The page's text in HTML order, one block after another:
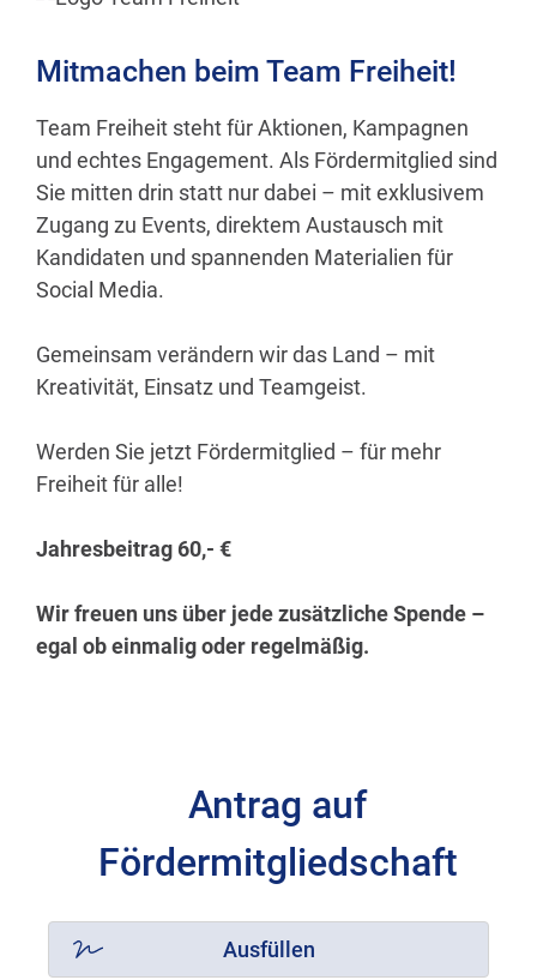
Mitmachen beim Team Freiheit!
Team Freiheit steht für Aktionen, Kampagnen
und echtes Engagement. Als Fördermitglied sind
Sie mitten drin statt nur dabei – mit exklusivem
Zugang zu Events, direktem Austausch mit
Kandidaten und spannenden Materialien für
Social Media.
Gemeinsam verändern wir das Land – mit
Kreativität, Einsatz und Teamgeist.
Werden Sie jetzt Fördermitglied – für mehr
Freiheit für alle!
Jahresbeitrag 60,- €
Wir freuen uns über jede zusätzliche Spende –
egal ob einmalig oder regelmäßig.
Antrag auf
Fördermitgliedschaft
Ausfüllen